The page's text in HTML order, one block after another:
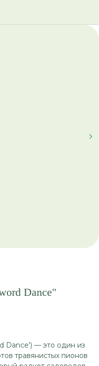
Dance"
Dance') — это один из
травянистых пионов